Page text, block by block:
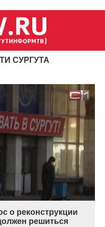
СУРГУТА
о реконструкции
решиться